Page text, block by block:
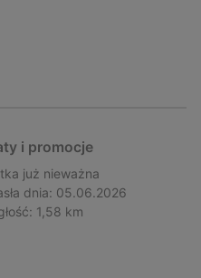
i promocje
już nieważna
dnia: 05.06.2026
1,58 km